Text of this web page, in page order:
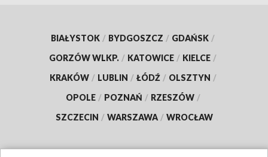
BIAŁYSTOK / BYDGOSZCZ / GDAŃSK /
GORZÓW WLKP. / KATOWICE / KIELCE /
KRAKÓW / LUBLIN / ŁÓDŹ / OLSZTYN /
OPOLE / POZNAŃ / RZESZÓW /
SZCZECIN / WARSZAWA / WROCŁAW